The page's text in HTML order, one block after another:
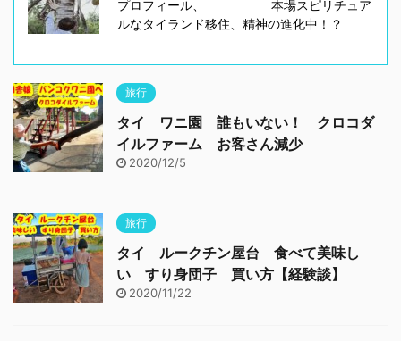
プロフィール、 本場スピリチュア
ルなタイランド移住、精神の進化中！？
旅行
タイ ワニ園 誰もいない！ クロコダ
イルファーム お客さん減少
2020/12/5
旅行
タイ ルークチン屋台 食べて美味し
い すり身団子 買い方【経験談】
2020/11/22